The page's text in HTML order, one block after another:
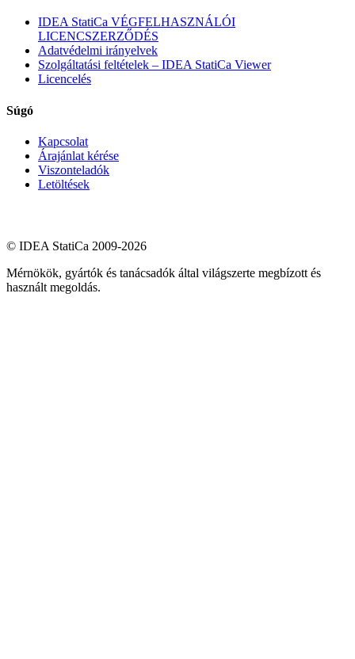
IDEA StatiCa VÉGFELHASZNÁLÓI
LICENCSZERZŐDÉS
Adatvédelmi irányelvek
Szolgáltatási feltételek – IDEA StatiCa Viewer
Licencelés
Súgó
Kapcsolat
Árajánlat kérése
Viszonteladók
Letöltések
© IDEA StatiCa 2009-2026
Mérnökök, gyártók és tanácsadók által világszerte megbízott és
használt megoldás.